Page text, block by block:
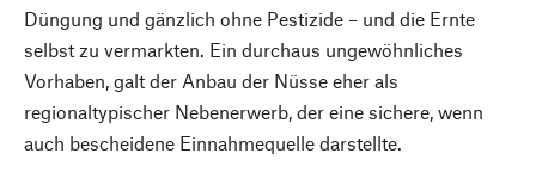
Düngung und gänzlich ohne Pestizide – und die Ernte
selbst zu vermarkten. Ein durchaus ungewöhnliches
Vorhaben, galt der Anbau der Nüsse eher als
regionaltypischer Nebenerwerb, der eine sichere, wenn
auch bescheidene Einnahmequelle darstellte.